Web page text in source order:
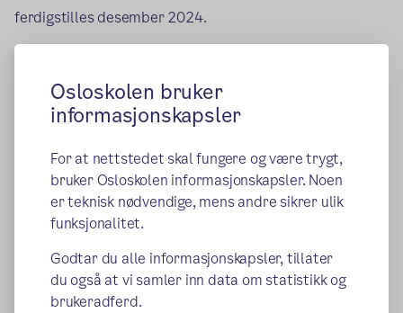
Osloskolen bruker
informasjonskapsler
For at nettstedet skal fungere og være trygt,
bruker Osloskolen informasjonskapsler. Noen
er teknisk nødvendige, mens andre sikrer ulik
funksjonalitet.
Godtar du alle informasjonskapsler, tillater
du også at vi samler inn data om statistikk og
brukeradferd.
ferdigstilles desember 2024.
mer om hvordan Osloskolen jobber med personvern her.
(ekstern lenke)
Målet til StøDig er å se hvordan vi i skolen bør bruke
digitale verktøy for å støtte hver enkelt elev i sin lese,-
skrive – og språkutvikling.
StøDig retter seg mot barnetrinnet i Osloskolen.
Veiledere fra StøDig samarbeider med lærerne og
ledere, for å få til en best mulig undervisning.
Forskere fra Lesesenteret ved Universitetet i Stavanger
er en viktig samarbeidspartner for å kvalitetssikre de